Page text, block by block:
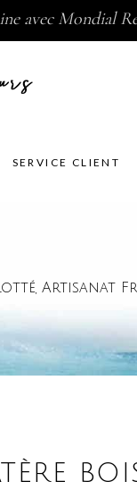
avec Mondial
SERVICE CLIENT
, Artisanat